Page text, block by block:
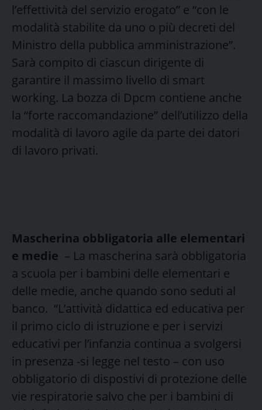
l’effettività del servizio erogato” e “con le
modalità stabilite da uno o più decreti del
Ministro della pubblica amministrazione”.
Sarà compito di ciascun dirigente di
garantire il massimo livello di smart
working. La bozza di Dpcm contiene anche
la “forte raccomandazione” dell’utilizzo della
modalità di lavoro agile da parte dei datori
di lavoro privati.
Mascherina obbligatoria alle elementari
e medie – La mascherina sarà obbligatoria
a scuola per i bambini delle elementari e
delle medie, anche quando sono seduti al
banco. “L’attività didattica ed educativa per
il primo ciclo di istruzione e per i servizi
educativi per l’infanzia continua a svolgersi
in presenza -si legge nel testo – con uso
obbligatorio di dispostivi di protezione delle
vie respiratorie salvo che per i bambini di